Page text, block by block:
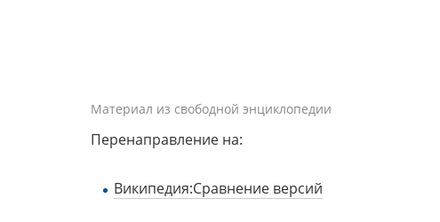
Материал из свободной энциклопедии
Перенаправление на:
Википедия:Сравнение версий